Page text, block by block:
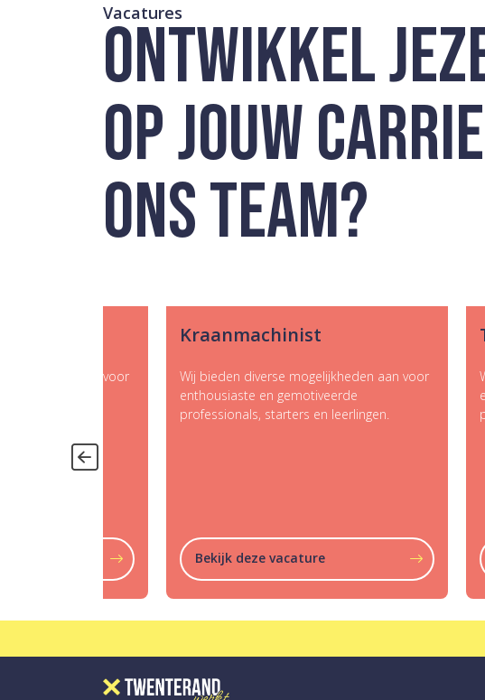
Vacatures
ONTWIKKEL
OP JOUW
ONS TEAM?
Kraanmachinist
Wij bieden diverse mogelijkheden aan voor
enthousiaste en gemotiveerde
professionals, starters en leerlingen.
Bekijk deze vacature
Wij bieden diverse
enthousiaste en
professionals,
Bekijk deze